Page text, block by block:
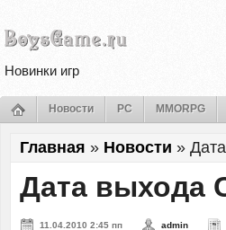
Новинки игр
Новости PC MMORPG
Главная » Новости »
Дата выхода
11.04.2010 2:45 пп admin